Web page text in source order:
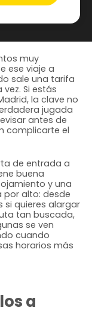
muy
ese viaje a
sale una tarifa
Si estás
la clave no
jugada
antes de
complicarte el
de entrada a
buena
y una
por alto: desde
si quieres alargar
tan buscada,
se ven
cuando
horarios más
a